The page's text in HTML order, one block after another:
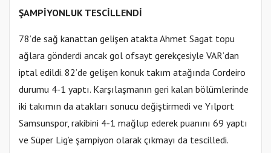
ŞAMPİYONLUK TESCİLLENDİ
78’de sağ kanattan gelişen atakta Ahmet Sagat topu
ağlara gönderdi ancak gol ofsayt gerekçesiyle VAR’dan
iptal edildi. 82’de gelişen konuk takım atağında Cordeiro
durumu 4-1 yaptı. Karşılaşmanın geri kalan bölümlerinde
iki takımın da atakları sonucu değiştirmedi ve Yılport
Samsunspor, rakibini 4-1 mağlup ederek puanını 69 yaptı
ve Süper Lig’e şampiyon olarak çıkmayı da tescilledi.